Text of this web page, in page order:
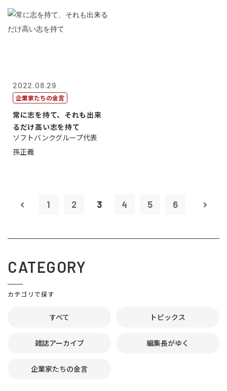
2022.08.29
企業家たちの金言
常に志を持て、それも出来
るだけ高い志を持て
ソフトバンクグループ代表
孫正義
1 2 3 4 5 6
CATEGORY
カテゴリで探す
すべて トピックス
雑誌アーカイブ 編集長がゆく
企業家たちの金言